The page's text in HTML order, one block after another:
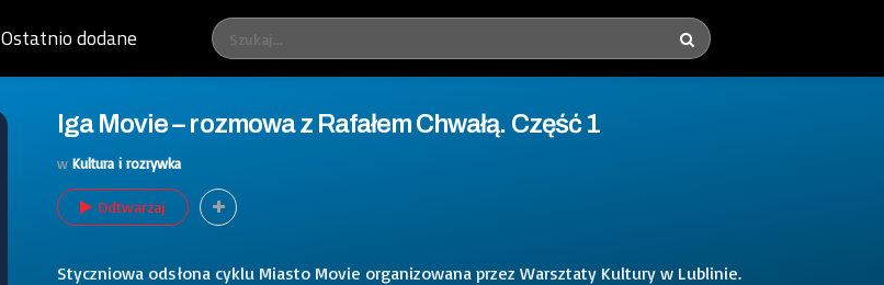
Ostatnio dodane
Iga Movie – rozmowa z Rafałem Chwałą. Część 1
w Kultura i rozrywka
Odtwarzaj
Styczniowa odsłona cyklu Miasto Movie organizowana przez Warsztaty Kultury w Lublinie.